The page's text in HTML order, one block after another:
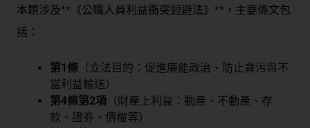
本題涉及**《公職人員利益衝突迴避法》**，主要條文包
括：
第1條 （立法目的：促進廉能政治、防止貪污與不
當利益輸送）
第4條第2項 （財產上利益：動產、不動產、存
款、證券、債權等）